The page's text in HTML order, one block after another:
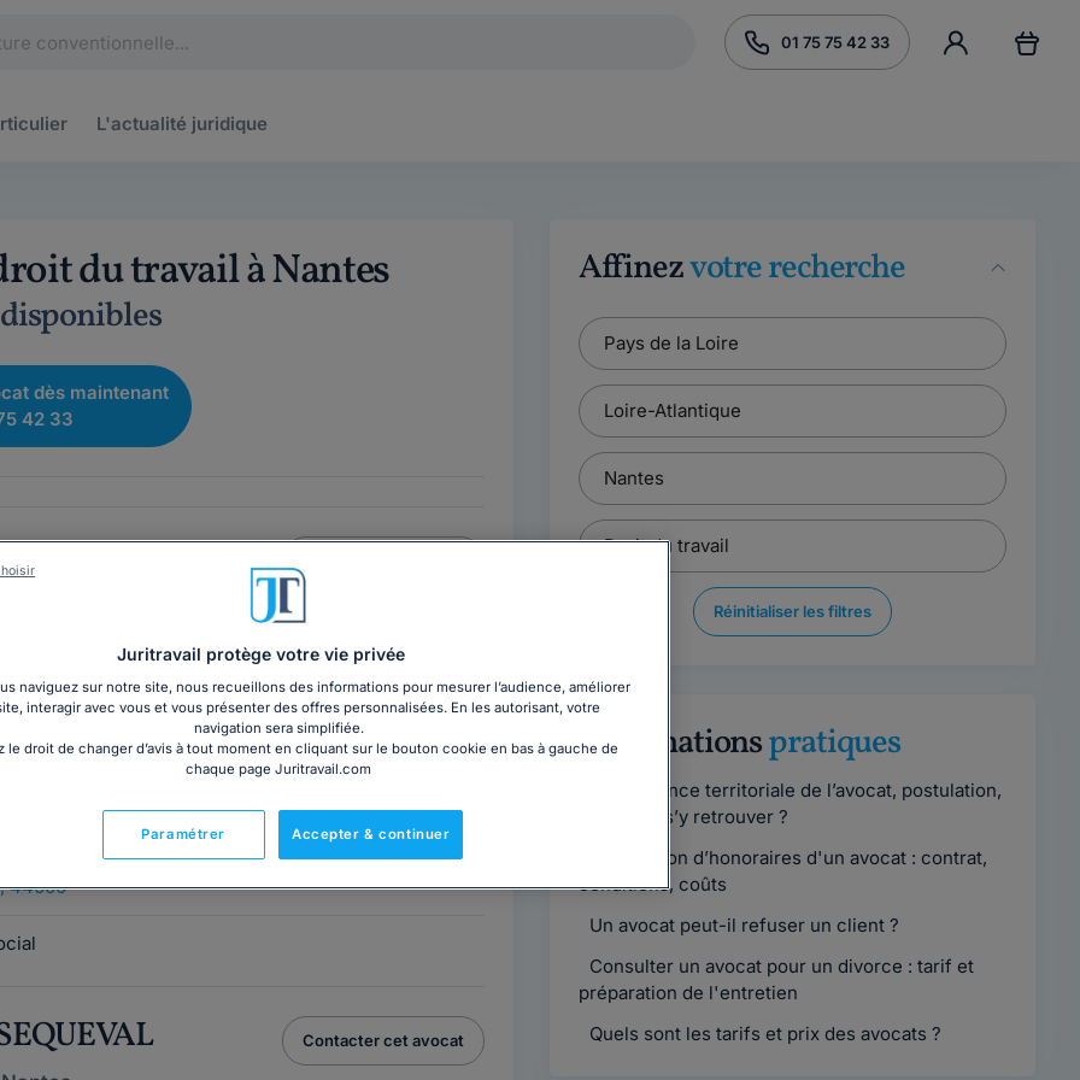
01 75 75 42 33
L'actualité juridique
du travail à Nantes
dès maintenant
42 33
principalement en droit du travail pour conseiller,
salariés que des employeurs sur...Lire la suite
44000
Contacter cet avocat
Contacter cet avocat
Affinezvotre recherche
Réinitialiser les filtres
Informationspratiques
Compétence territoriale de l’avocat, postulation,
comment s’y retrouver ?
Convention d’honoraires d'un avocat : contrat,
conditions, coûts
Un avocat peut-il refuser un client ?
Consulter un avocat pour un divorce : tarif et
préparation de l'entretien
Quels sont les tarifs et prix des avocats ?
Juritravail protège votre vie privée
naviguez sur notre site, nous recueillons des informations pour mesurer l’audience, améliorer
interagir avec vous et vous présenter des offres personnalisées. En les autorisant, votre
navigation sera simplifiée.
le droit de changer d’avis à tout moment en cliquant sur le bouton cookie en bas à gauche de
chaque page Juritravail.com
Accepter & continuer
Paramétrer